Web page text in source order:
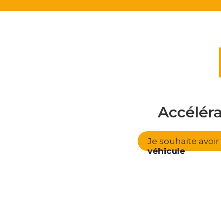
Je souhaite
véhicule